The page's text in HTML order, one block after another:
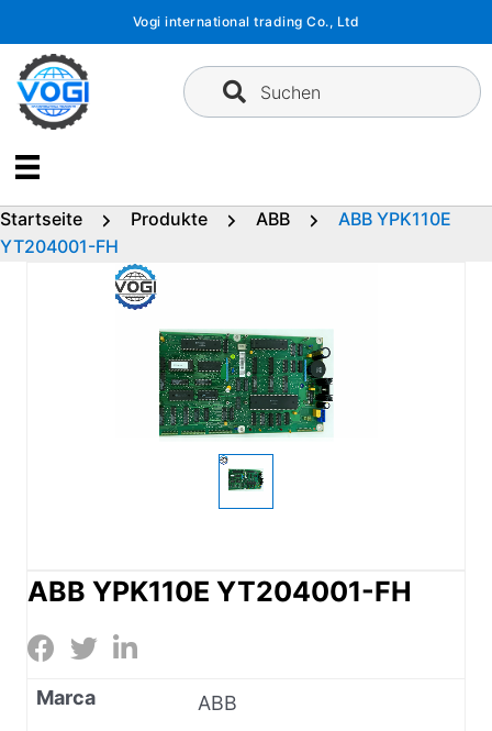
springen
Vogi international trading Co., Ltd
Suchen
Startseite Produkte ABB
ABB YPK110E
YT204001-FH
ABB YPK110E YT204001-FH
Marca
ABB